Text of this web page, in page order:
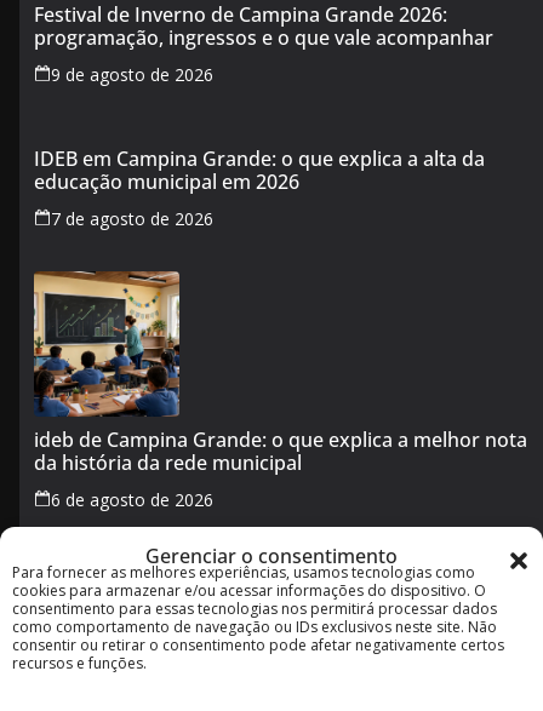
Gerenciar o consentimento
Para fornecer as melhores experiências, usamos tecnologias como
cookies para armazenar e/ou acessar informações do dispositivo. O
consentimento para essas tecnologias nos permitirá processar dados
como comportamento de navegação ou IDs exclusivos neste site. Não
consentir ou retirar o consentimento pode afetar negativamente certos
recursos e funções.
Festival de Inverno de Campina Grande 2026:
programação, ingressos e o que vale acompanhar
9 de agosto de 2026
IDEB em Campina Grande: o que explica a alta da
educação municipal em 2026
7 de agosto de 2026
ideb de Campina Grande: o que explica a melhor nota
da história da rede municipal
6 de agosto de 2026
Transporte público em Campina Grande no feriado de
5 de agosto: veja horários e o que muda
5 de agosto de 2026